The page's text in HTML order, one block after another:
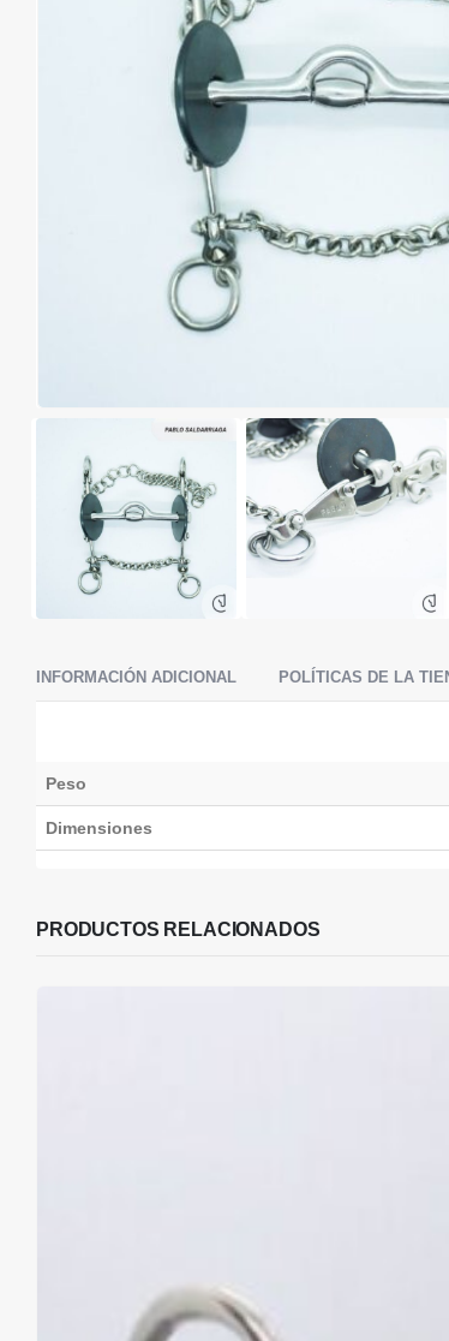
INFORMACIÓN ADICIONAL POLÍTICAS DE LA
Peso
Dimensiones
PRODUCTOS RELACIONADOS